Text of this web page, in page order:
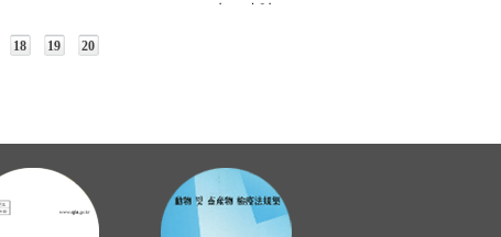
이드라인
18 19 20